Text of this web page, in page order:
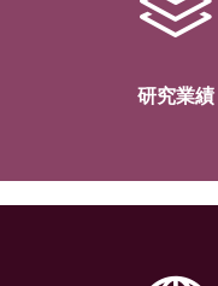
研究業績